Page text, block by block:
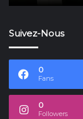
Suivez-Nous
0
Fans
0
Followers